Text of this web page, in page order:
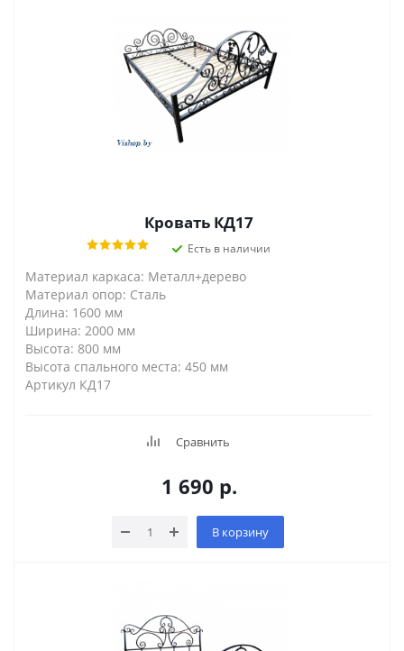
Кровать КД17
Есть в наличии
Материал каркаса: Металл+дерево
Материал опор: Сталь
Длина: 1600 мм
Ширина: 2000 мм
Высота: 800 мм
Высота спального места: 450 мм
Артикул КД17
Сравнить
1 690 р.
В корзину